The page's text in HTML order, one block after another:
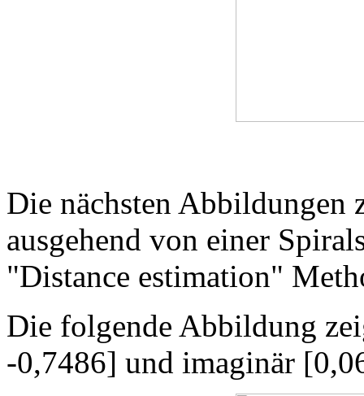
Die nächsten Abbildungen
ausgehend von einer
"Distance estimation"
Die folgende Abbildung
-0,7486] und imaginär